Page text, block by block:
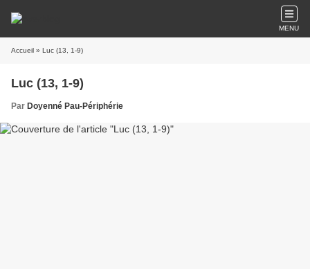
MENU
Accueil » Luc (13, 1-9)
Luc (13, 1-9)
Par Doyenné Pau-Périphérie